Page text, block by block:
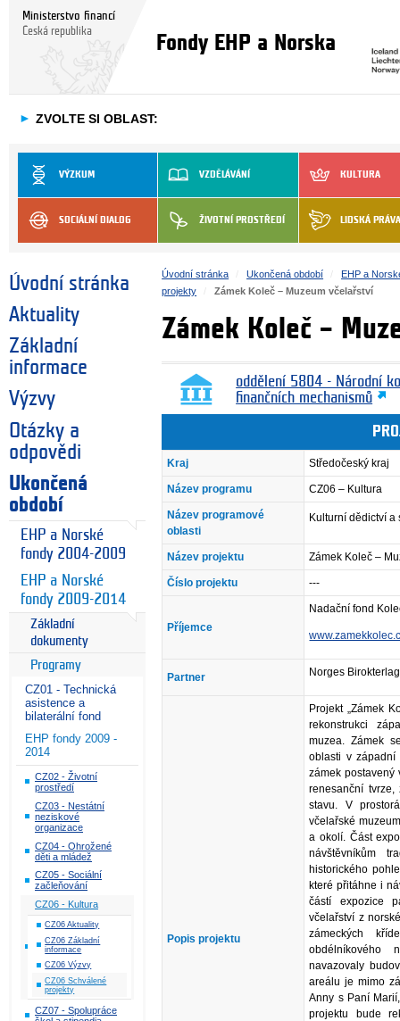
Ministerstvo financí
Česká republika
Fondy EHP a Norska
► ZVOLTE SI OBLAST:
VÝZKUM VZDĚLÁVÁNÍ KULTURA
SOCIÁLNÍ DIALOG ŽIVOTNÍ PROSTŘEDÍ LIDSKÁ PRÁVA
Úvodní stránka
Aktuality
Základní
informace
Výzvy
Otázky a
odpovědi
Ukončená
období
EHP a Norské
fondy 2004-2009
EHP a Norské
fondy 2009-2014
Základní
dokumenty
Programy
CZ01 - Technická
asistence a
bilaterální fond
EHP fondy 2009 -
2014
CZ02 - Životní
prostředí
CZ03 - Nestátní
neziskové
organizace
CZ04 - Ohrožené
děti a mládež
CZ05 - Sociální
začleňování
CZ06 - Kultura
CZ06 Aktuality
CZ06 Základní
informace
CZ06 Výzvy
CZ06 Schválené
projekty
CZ07 - Spolupráce
Úvodní stránka Ukončená období
EHP a
projekty
Zámek Koleč – Muzeum včelařství
Zámek Koleč –
oddělení 5804 - Národní
finančních mechanismů
Kraj Středočeský kraj
Název programu CZ06 – Kultura
Název programové
oblasti
Kulturní dědictví a
Název projektu Zámek Koleč –
Číslo projektu ---
Příjemce
Nadační fond
Partner Norges Birokterlag
Popis projektu
Projekt „Zámek
rekonstrukci
muzea. Zámek
oblasti v západní
zámek postavený
renesanční
stavu. V
včelařské
a okolí. Část
návštěvníkům
historického
které přitáhne i
částí expozice
včelařství z
zámeckých
obdélníkového
navazovaly
areálu je mimo
Anny s Paní
projektu bude